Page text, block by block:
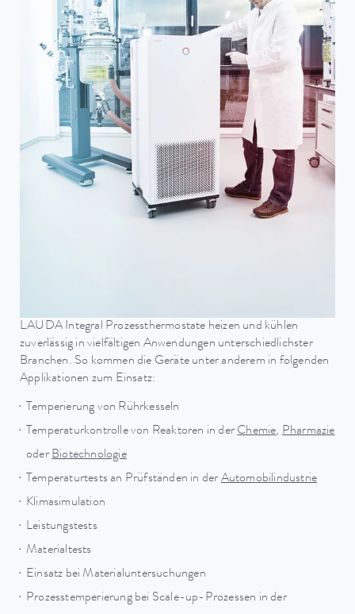
LAUDA Integral Prozessthermostate heizen und kühlen
zuverlässig in vielfältigen Anwendungen unterschiedlichster
Branchen. So kommen die Geräte unter anderem in folgenden
Applikationen zum Einsatz:
Temperierung von Rührkesseln
Temperaturkontrolle von Reaktoren in der Chemie, Pharmazie
oder Biotechnologie
Temperaturtests an Prüfständen in der Automobilindustrie
Klimasimulation
Leistungstests
Materialtests
Einsatz bei Materialuntersuchungen
Prozesstemperierung bei Scale-up-Prozessen in der